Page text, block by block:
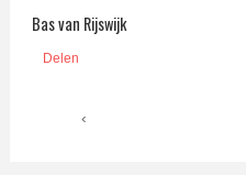
Bas van Rijswijk
Delen
‹